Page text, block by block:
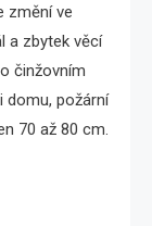
změní ve
a zbytek věcí
činžovním
domu, požární
70 až 80 cm.